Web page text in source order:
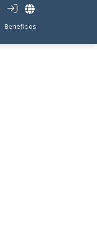
Beneficios